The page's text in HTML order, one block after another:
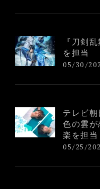
『刀剣
を担当
05/30/
テレビ
色の雲
楽を担当
05/25/